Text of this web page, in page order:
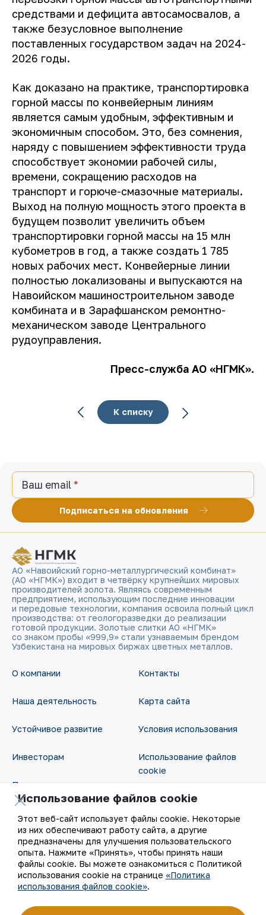
средствами и дефицита автосамосвалов, а
также безусловное выполнение
поставленных государством задач на 2024-
2026 годы.
Как доказано на практике, транспортировка
горной массы по конвейерным линиям
является самым удобным, эффективным и
экономичным способом. Это, без сомнения,
наряду с повышением эффективности труда
способствует экономии рабочей силы,
времени, сокращению расходов на
транспорт и горюче-смазочные материалы.
Выход на полную мощность этого проекта в
будущем позволит увеличить объем
транспортировки горной массы на 15 млн
кубометров в год, а также создать 1 785
новых рабочих мест. Конвейерные линии
полностью локализованы и выпускаются на
Навоийском машиностроительном заводе
комбината и в Зарафшанском ремонтно-
механическом заводе Центрального
рудоуправления.
Пресс-служба АО «НГМК».
К списку
Ваш email
Подписаться на обновления
АО «Навоийский горно-металлургический комбинат»
(АО «НГМК») входит в четвёрку крупнейших мировых
производителей золота. Являясь современным
предприятием, использующим последние инновации
и передовые технологии, компания освоила полный цикл
производства: от геологоразведки до реализации
готовой продукции. Золотые слитки АО «НГМК»
со знаком пробы «999,9» стали узнаваемым брендом
Узбекистана на мировых биржах цветных металлов.
О компании
Наша деятельность
Устойчивое развитие
Инвесторам
Пресс-центр
Цифровое правительство
Контакты
Карта сайта
Условия использования
Использование файлов
cookie
Открытые данные
RSS - лента
Использование файлов cookie
Этот веб-сайт использует файлы cookie. Некоторые
из них обеспечивают работу сайта, а другие
предназначены для улучшения пользовательского
опыта. Нажмите «Принять», чтобы принять наши
файлы cookie. Вы можете ознакомиться с Политикой
использования cookie на странице «Политика
использования файлов cookie».